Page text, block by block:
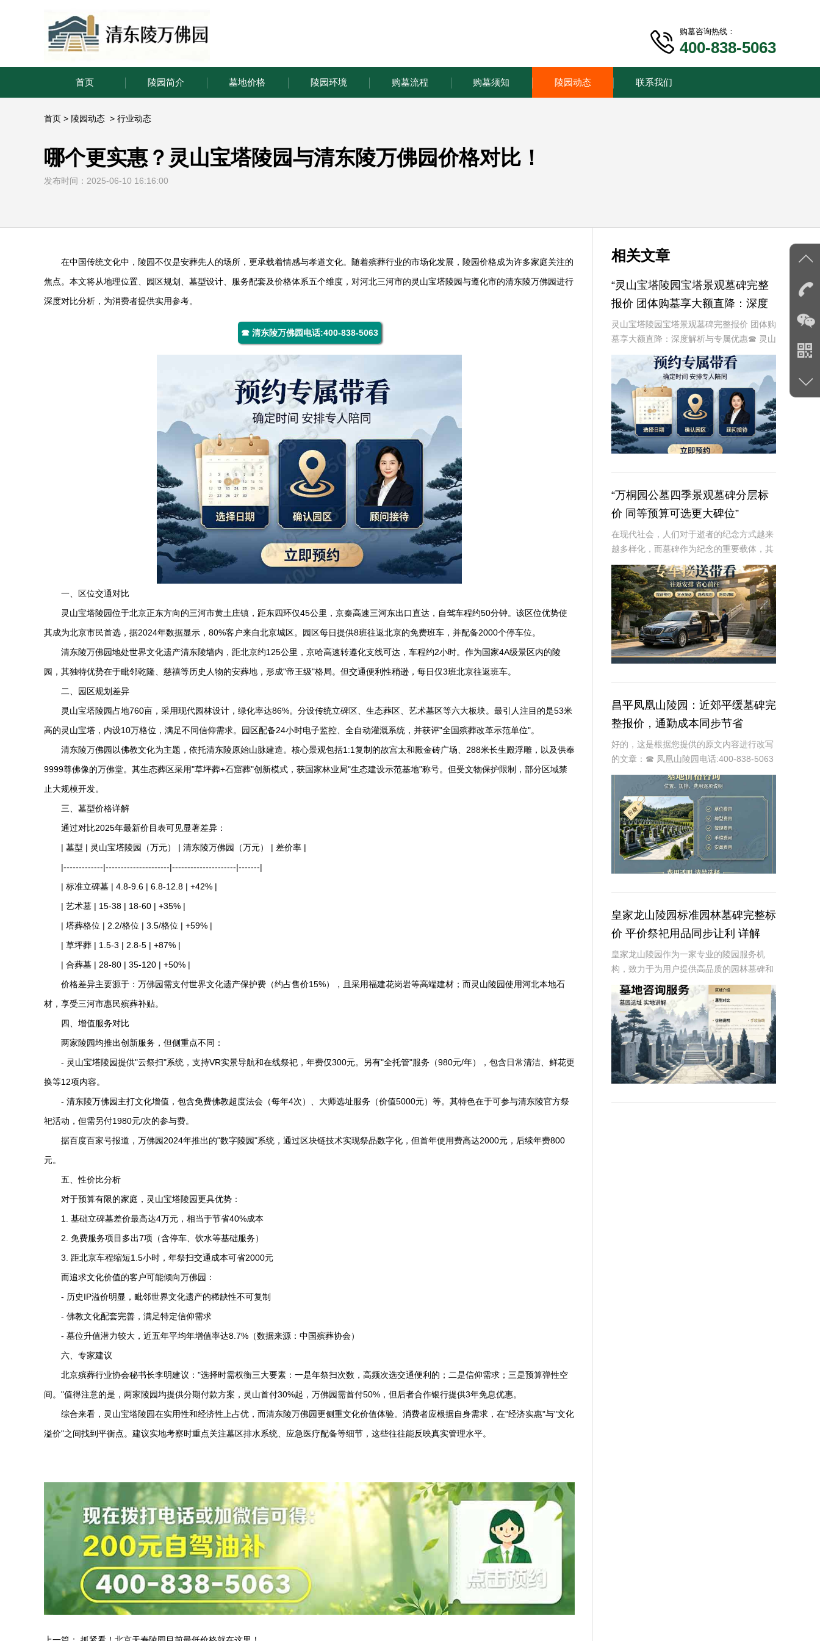
购墓咨询热线：
400-838-5063
首页 陵园简介 墓地价格 陵园环境 购墓流程 购墓须知 陵园动态 联系我们
首页 > 陵园动态 > 行业动态
哪个更实惠？灵山宝塔陵园与清东陵万佛园价格对比！
发布时间：2025-06-10 16:16:00
在中国传统文化中，陵园不仅是安葬先人的场所，更承载着情感与孝道文化。随着殡葬行业的市场化发展，陵园价格成为许多家庭关注的
焦点。本文将从地理位置、园区规划、墓型设计、服务配套及价格体系五个维度，对河北三河市的灵山宝塔陵园与遵化市的清东陵万佛园进行
深度对比分析，为消费者提供实用参考。
☎ 清东陵万佛园电话:400-838-5063
一、区位交通对比
灵山宝塔陵园位于北京正东方向的三河市黄土庄镇，距东四环仅45公里，京秦高速三河东出口直达，自驾车程约50分钟。该区位优势使
其成为北京市民首选，据2024年数据显示，80%客户来自北京城区。园区每日提供8班往返北京的免费班车，并配备2000个停车位。
清东陵万佛园地处世界文化遗产清东陵墙内，距北京约125公里，京哈高速转遵化支线可达，车程约2小时。作为国家4A级景区内的陵
园，其独特优势在于毗邻乾隆、慈禧等历史人物的安葬地，形成"帝王级"格局。但交通便利性稍逊，每日仅3班北京往返班车。
二、园区规划差异
灵山宝塔陵园占地760亩，采用现代园林设计，绿化率达86%。分设传统立碑区、生态葬区、艺术墓区等六大板块。最引人注目的是53米
高的灵山宝塔，内设10万格位，满足不同信仰需求。园区配备24小时电子监控、全自动灌溉系统，并获评"全国殡葬改革示范单位"。
清东陵万佛园 以佛教文化为主题，依托清东陵原始山脉建造。核心景观包括1:1复制的故宫太和殿金砖广场、288米长生殿浮雕，以及供奉
9999尊佛像的万佛堂。其生态葬区采用"草坪葬+石窟葬"创新模式，获国家林业局"生态建设示范基地"称号。但受文物保护限制，部分区域禁
止大规模开发。
三、墓型价格详解
通过对比2025年最新价目表可见显著差异：
| 墓型 | 灵山宝塔陵园 （万元） | 清东陵万佛园
（万元） | 差价率 |
|-------------|---------------------|---------------------|-------|
| 标准立碑墓 | 4.8-9.6 | 6.8-12.8 | +42% |
| 艺术墓 | 15-38 | 18-60 | +35% |
| 塔葬格位 | 2.2/格位 | 3.5/格位 | +59% |
| 草坪葬 | 1.5-3 | 2.8-5 | +87% |
| 合葬墓 | 28-80 | 35-120 | +50% |
价格差异主要源于：万佛园需支付世界文化遗产保护费（约占售价15%），且采用福建花岗岩等高端建材；而灵山陵园使用河北本地石
材，享受三河市惠民殡葬补贴。
四、增值服务对比
两家陵园均推出创新服务，但侧重点不同：
- 灵山宝塔陵园提供"云祭扫"系统，支持VR实景导航和在线祭祀，年费仅300元。另有"全托管"服务（980元/年），包含日常清洁、鲜花更
换等12项内容。
- 清东陵万佛园主打文化增值，包含免费佛教超度法会（每年4次）、大师选址服务（价值5000元）等。其特色在于可参与清东陵官方祭
祀活动，但需另付1980元/次的参与费。
据百度百家号报道，万佛园2024年推出的"数字陵园"系统，通过区块链技术实现祭品数字化，但首年使用费高达2000元，后续年费800
元。
五、性价比分析
对于预算有限的家庭， 灵山宝塔陵园更具优势：
1. 基础立碑墓差价最高达4万元，相当于节省40%成本
2. 免费服务项目多出7项（含停车、饮水等基础服务）
3. 距北京车程缩短1.5小时，年祭扫交通成本可省2000元
而追求文化价值的客户可能倾向万佛园：
- 历史IP溢价明显，毗邻世界文化遗产的稀缺性不可复制
- 佛教文化配套完善，满足特定信仰需求
- 墓位升值潜力较大，近五年平均年增值率达8.7%（数据来源：中国殡葬协会）
六、专家建议
北京殡葬行业协会秘书长李明建议："选择时需权衡三大要素：一是年祭扫次数，高频次选交通便利的；二是信仰需求；三是预算弹性空
间。"值得注意的是，两家陵园均提供分期付款方案，灵山首付30%起，万佛园需首付50%，但后者合作银行提供3年免息优惠。
综合来看， 灵山宝塔陵园在实用性和经济性上占优，而清东陵万佛园更侧重文化价值体验。消费者应根据自身需求，在"经济实惠"与"文化
溢价"之间找到平衡点。建议实地考察时重点关注墓区排水系统、应急医疗配备等细节，这些往往能反映真实管理水平。
相关文章
“灵山宝塔陵园宝塔景观墓碑完整
报价 团体购墓享大额直降：深度
解析与专属优惠”
灵山宝塔陵园宝塔景观墓碑完整报价 团体购
墓享大额直降：深度解析与专属优惠☎ 灵山
宝塔陵园电话:400-838-5063在现代社会，
人们对逝者的纪念方式有了更多的选择和追
求。灵山宝塔陵园作为一家知名的
“万桐园公墓四季景观墓碑分层标
价 同等预算可选更大碑位”
在现代社会，人们对于逝者的纪念方式越来
越多样化，而墓碑作为纪念的重要载体，其
设计、材质和位置都承载着生者对逝者的深
深怀念。万桐园公墓作为一家专业的公墓，
提供四季景观墓碑分层标价的服务，旨在为
家属提供更
昌平凤凰山陵园：近郊平缓墓碑完
整报价，通勤成本同步节省
好的，这是根据您提供的原文内容进行改写
的文章：☎ 凤凰山陵园电话:400-838-5063
昌平凤凰山陵园：近郊安息优选，多维度优
势解析北京市昌平区的昌通风凰山陵园，作
为近年来备受瞩目的近郊陵园，凭
皇家龙山陵园标准园林墓碑完整标
价 平价祭祀用品同步让利 详解
皇家龙山陵园作为一家专业的陵园服务机
构，致力于为用户提供高品质的园林墓碑和
实惠的祭祀用品。本文将从专业角度详细介
绍皇家龙山陵园的标准园林墓碑完整标价以
及平价祭祀用品的让利政策，帮助用户更好
地了解和选择